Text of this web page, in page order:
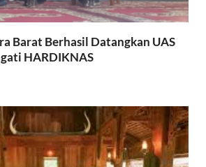
Barat Berhasil Datangkan UAS
HARDIKNAS